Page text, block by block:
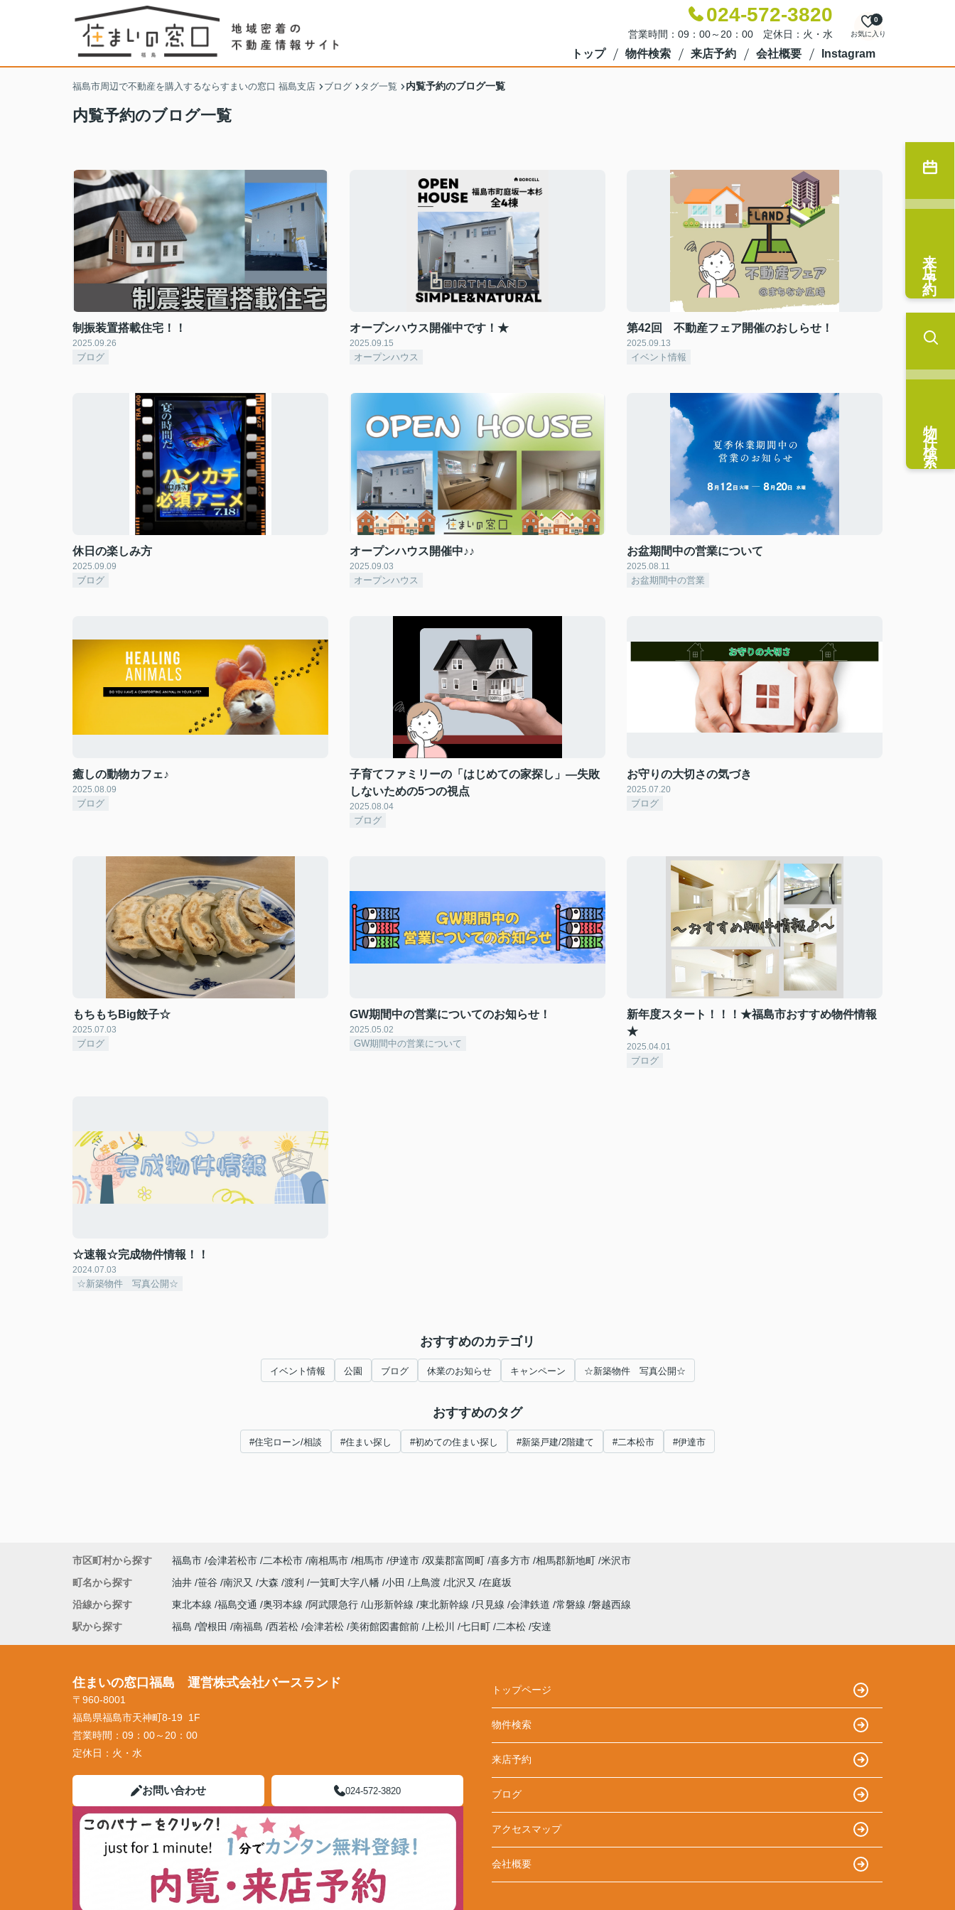
024-572-3820
営業時間：09：00～20：00 定休日：火・水 お気に入り
0
トップ 物件検索 来店予約 会社概要 Instagram
福島市周辺で不動産を購入するならすまいの窓口 福島支店 ブログ タグ一覧 内覧予約のブログ一覧
内覧予約のブログ一覧
制振装置搭載住宅！！
2025.09.26
ブログ
オープンハウス開催中です！★
2025.09.15
オープンハウス
第42回 不動産フェア開催のおしらせ！
2025.09.13
イベント情報
休日の楽しみ方
2025.09.09
ブログ
オープンハウス開催中♪♪
2025.09.03
オープンハウス
お盆期間中の営業について
2025.08.11
お盆期間中の営業
癒しの動物カフェ♪
2025.08.09
ブログ
子育てファミリーの「はじめての家探し」―失敗
しないための5つの視点
2025.08.04
ブログ
お守りの大切さの気づき
2025.07.20
ブログ
もちもちBig餃子☆
2025.07.03
ブログ
GW期間中の営業についてのお知らせ！
2025.05.02
GW期間中の営業について
新年度スタート！！！★福島市おすすめ物件情報
★
2025.04.01
ブログ
☆速報☆完成物件情報！！
2024.07.03
☆新築物件 写真公開☆
おすすめのカテゴリ
イベント情報 公園 ブログ 休業のお知らせ キャンペーン ☆新築物件 写真公開☆
おすすめのタグ
#住宅ローン/相談 #住まい探し #初めての住まい探し #新築戸建/2階建て #二本松市 #伊達市
来店予約
市区町村から探す 福島市 会津若松市 二本松市 南相馬市 相馬市 伊達市 双葉郡富岡町 喜多方市 相馬郡新地町 米沢市
町名から探す
油井 笹谷 南沢又 大森 渡利 一箕町大字八幡 小田 上鳥渡 北沢又
在庭坂
沿線から探す
東北本線 福島交通 奥羽本線 阿武隈急行 山形新幹線 東北新幹線 只見線 会津鉄道 常磐線 磐越西線
駅から探す
福島 曽根田 南福島 西若松 会津若松 美術館図書館前 上松川 七日町 二本松 安達
住まいの窓口福島 運営株式会社バースランド
〒960-8001
福島県福島市天神町8-19 1F
営業時間： 09：00～20：00
定休日： 火・水
お問い合わせ 024-572-3820
トップページ
物件検索
来店予約
ブログ
アクセスマップ
会社概要
物件検索